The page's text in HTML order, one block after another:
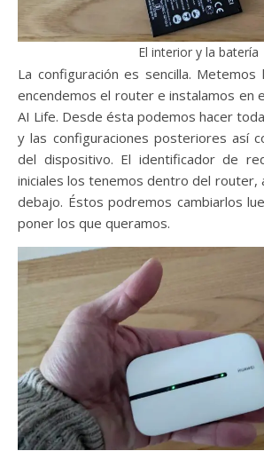
El interior y la batería
La configuración es sencilla. Metemos
encendemos el router e instalamos en
AI Life. Desde ésta podemos hacer
y las configuraciones posteriores así
del dispositivo. El identificador de
iniciales los tenemos dentro del router,
debajo. Éstos podremos cambiarlos
poner los que queramos.